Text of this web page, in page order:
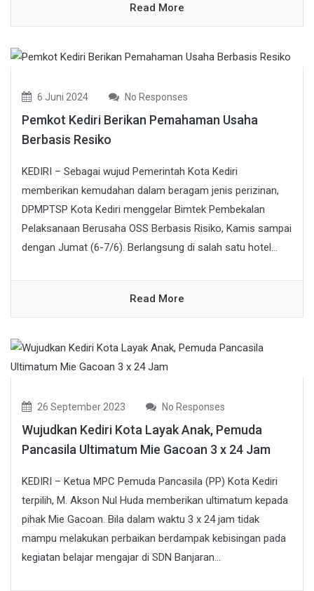
Read More
6 Juni 2024 No Responses
Pemkot Kediri Berikan Pemahaman Usaha
Berbasis Resiko
KEDIRI – Sebagai wujud Pemerintah Kota Kediri
memberikan kemudahan dalam beragam jenis perizinan,
DPMPTSP Kota Kediri menggelar Bimtek Pembekalan
Pelaksanaan Berusaha OSS Berbasis Risiko, Kamis sampai
dengan Jumat (6-7/6). Berlangsung di salah satu hotel...
Read More
26 September 2023 No Responses
Wujudkan Kediri Kota Layak Anak, Pemuda
Pancasila Ultimatum Mie Gacoan 3 x 24 Jam
KEDIRI – Ketua MPC Pemuda Pancasila (PP) Kota Kediri
terpilih, M. Akson Nul Huda memberikan ultimatum kepada
pihak Mie Gacoan. Bila dalam waktu 3 x 24 jam tidak
mampu melakukan perbaikan berdampak kebisingan pada
kegiatan belajar mengajar di SDN Banjaran...